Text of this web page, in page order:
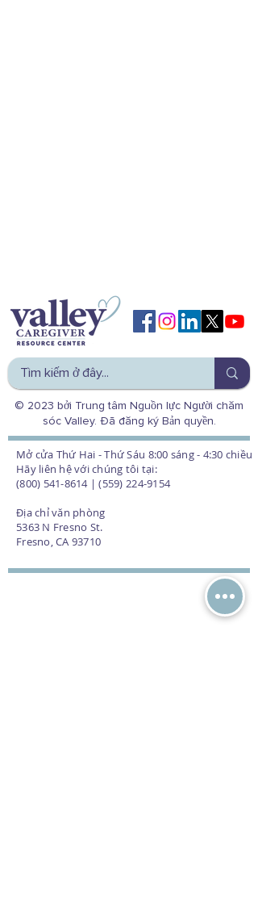
© 2023 bởi Trung tâm Nguồn lực Người chăm
sóc Valley. Đã đăng ký Bản quyền.
Mở cửa Thứ Hai - Thứ Sáu 8:00 sáng - 4:30 chiều
Hãy liên hệ với chúng tôi tại:
(800) 541-8614 | (559) 224-9154
Địa chỉ văn phòng
5363 N Fresno St.
Fresno, CA 93710